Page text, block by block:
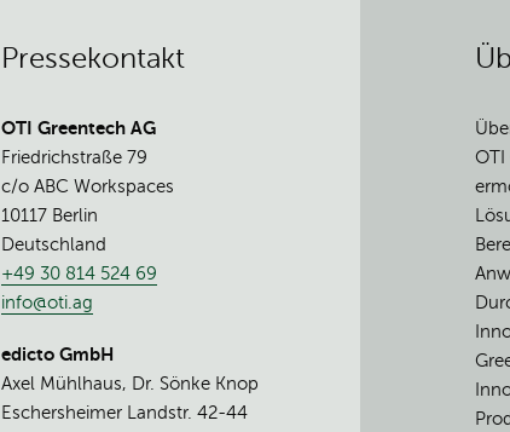
Pressekontakt
OTI Greentech AG
Friedrichstraße 79
c/o ABC Workspaces
10117 Berlin
Deutschland
+49 30 814 524 69
info@oti.ag
edicto GmbH
Axel Mühlhaus, Dr. Sönke Knop
Eschersheimer Landstr. 42-44
OTI